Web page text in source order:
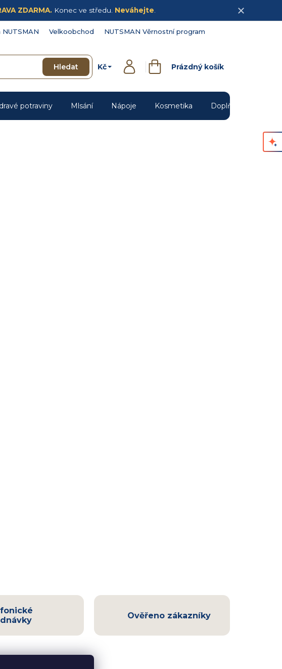
ZDARMA. Konec ve středu. Neváhejte
Velkoobchod NUTSMAN Věrnostní program
Hledat Kč
PřihlášeníNákupní
Prázdný košík
potraviny Mlsání Nápoje Kosmetika Doplňky
Ověřeno zákazníky